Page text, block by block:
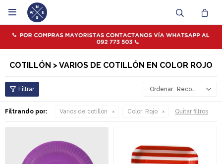

COTILLÓN > VARIOS DE COTILLÓN EN COLOR ROJO
Recomendados
Filtrando por: Varios de cotillón Color: Rojo Quitar filtros